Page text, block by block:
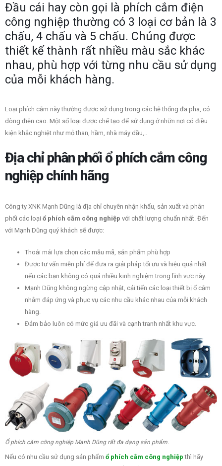
Đầu cái hay còn gọi là phích cắm điện
công nghiệp thường có 3 loại cơ bản là 3
chấu, 4 chấu và 5 chấu. Chúng được
thiết kế thành rất nhiều màu sắc khác
nhau, phù hợp với từng nhu cầu sử dụng
của mỗi khách hàng.
Loại phích cắm này thường được sử dụng trong các hệ thống đa pha, có
dòng điện cao. Một số loại được chế tạo để sử dụng ở nhữn nơi có điều
kiện khắc nghiệt như mỏ than, hầm, nhà máy dầu,..
Địa chỉ phân phối ổ phích cắm công
nghiệp chính hãng
Công ty XNK Mạnh Dũng là địa chỉ chuyên nhận khẩu, sản xuất và phân
phối các loại ổ phích cắm công nghiệp với chất lượng chuẩn nhất. Đến
với Mạnh Dũng quý khách sẽ được:
Thoải mái lựa chọn các mẫu mã, sản phẩm phù hợp
Được tư vấn miễn phí để đưa ra giải pháp tối ưu và hiệu quả nhất
nếu các bạn không có quá nhiều kinh nghiệm trong lĩnh vực này.
Mạnh Dũng không ngừng cập nhật, cải tiến các loại thiết bị ổ cắm
nhằm đáp ứng và phục vụ các nhu cầu khác nhau của mỗi khách
hàng.
Đảm bảo luôn có mức giá ưu đãi và cạnh tranh nhất khu vực.
Ổ phích căm công nghiệp Mạnh Dũng rất đa dạng sản phẩm.
Nếu có nhu cầu sử dụng sản phẩm ổ phích cắm công nghiệp thì hãy